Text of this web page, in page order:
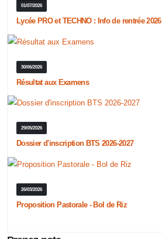
01/07/2026
Lycée PRO et TECHNO : Info de rentrée 2026
30/06/2026
Résultat aux Examens
29/05/2026
Dossier d'inscription BTS 2026-2027
26/03/2026
Proposition Pastorale - Bol de Riz